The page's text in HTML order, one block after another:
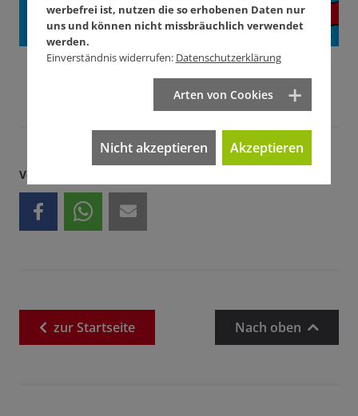
Verbreiten Sie unseren Artikel
zurStartseite Nach oben
werbefrei ist, nutzen die so erhobenen Daten nur
uns und können nicht missbräuchlich verwendet
werden.
Einverständnis widerrufen: Datenschutzerklärung
Arten von Cookies
Nicht akzeptieren Akzeptieren